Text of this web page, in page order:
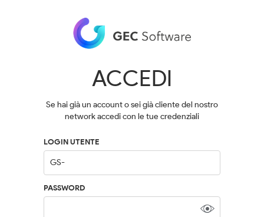
ACCEDI
Se hai già un account o sei già cliente del nostro
network accedi con le tue credenziali
LOGIN UTENTE
PASSWORD